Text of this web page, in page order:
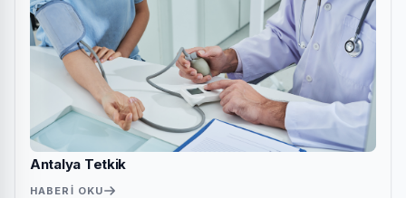
Antalya Tetkik
HABERI OKU